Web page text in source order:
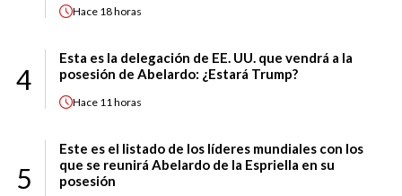
Hace 18 horas
4
Esta es la delegación de EE. UU. que vendrá a la
posesión de Abelardo: ¿Estará Trump?
Hace 11 horas
5
Este es el listado de los líderes mundiales con los
que se reunirá Abelardo de la Espriella en su
posesión